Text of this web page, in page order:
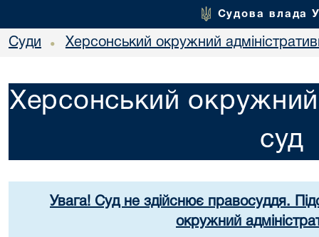
Судова влада
Суди • Херсонський окружний
Херсонський окружний
суд
Увага! Суд не здійснює правосуддя.
окружний